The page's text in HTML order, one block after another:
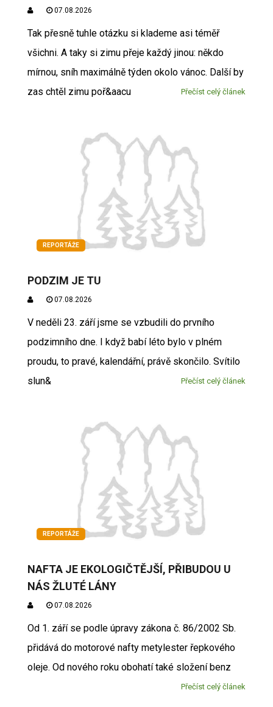
07.08.2026
Tak přesně tuhle otázku si klademe asi téměř
všichni. A taky si zimu přeje každý jinou: někdo
mírnou, sníh maximálně týden okolo vánoc. Další by
zas chtěl zimu poř&aacu
Přečíst celý článek
REPORTÁŽE
PODZIM JE TU
07.08.2026
V neděli 23. září jsme se vzbudili do prvního
podzimního dne. I když babí léto bylo v plném
proudu, to pravé, kalendářní, právě skončilo. Svítilo
slun&
Přečíst celý článek
REPORTÁŽE
NAFTA JE EKOLOGIČTĚJŠÍ, PŘIBUDOU U
NÁS ŽLUTÉ LÁNY
07.08.2026
Od 1. září se podle úpravy zákona č. 86/2002 Sb.
přidává do motorové nafty metylester řepkového
oleje. Od nového roku obohatí také složení benz
Přečíst celý článek